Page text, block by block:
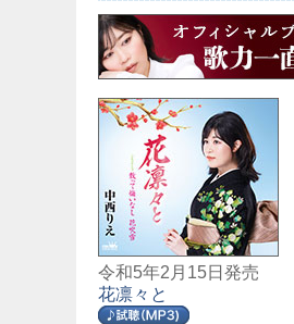
令和5年2月15日発売
花凛々と